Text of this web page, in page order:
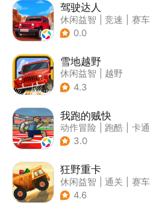
驾驶达人
休闲益智 竞速
赛车
| 漂移
0.0
雪地越野
休闲益智
越野
| 横版过关
4.3
我跑的贼快
动作冒险 跑酷
卡通
3.0
狂野重卡
休闲益智 通关
赛车
4.6